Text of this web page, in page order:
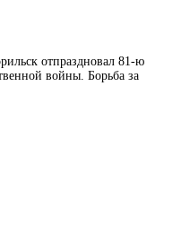
отпраздновал 81-ю
войны. Борьба за